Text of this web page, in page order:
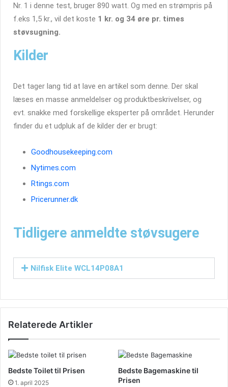
Nr. 1 i denne test, bruger 890 watt. Og med en strømpris på
f.eks 1,5 kr., vil det koste 1 kr. og 34 øre pr. times
støvsugning.
Kilder
Det tager lang tid at lave en artikel som denne. Der skal
læses en masse anmeldelser og produktbeskrivelser, og
evt. snakke med forskellige eksperter på området. Herunder
finder du et udpluk af de kilder der er brugt:
Goodhousekeeping.com
Nytimes.com
Rtings.com
Pricerunner.dk
Tidligere anmeldte støvsugere
Nilfisk Elite WCL14P08A1
Relaterede Artikler
Bedste Toilet til Prisen
1. april 2025
Bedste Bagemaskine til
Prisen